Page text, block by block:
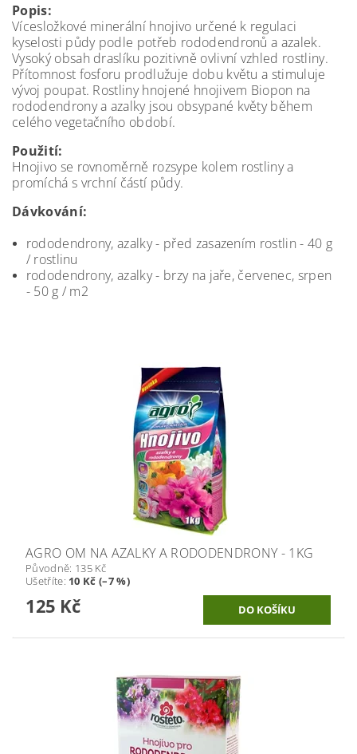
Popis:
Vícesložkové minerální hnojivo určené k regulaci
kyselosti půdy podle potřeb rododendronů a azalek.
Vysoký obsah draslíku pozitivně ovlivní vzhled rostliny.
Přítomnost fosforu prodlužuje dobu květu a stimuluje
vývoj poupat. Rostliny hnojené hnojivem Biopon na
rododendrony a azalky jsou obsypané květy během
celého vegetačního období.
Použití:
Hnojivo se rovnoměrně rozsype kolem rostliny a
promíchá s vrchní částí půdy.
Dávkování:
rododendrony, azalky - před zasazením rostlin - 40 g
/ rostlinu
rododendrony, azalky - brzy na jaře, červenec, srpen
- 50 g / m2
AGRO OM NA AZALKY A RODODENDRONY - 1KG
Původně: 135 Kč
Ušetříte: 10 Kč (–7 %)
125 Kč